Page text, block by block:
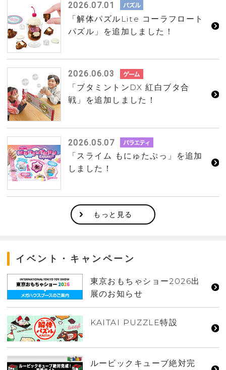
2026.07.01
「解体パズルLite コーラフロート
パズル」を追加しました！
2026.06.03
「ブタミントンDX 紅白ブタ合
戦」を追加しました！
2026.05.07
「スライム もにゅたぷっ」を追加
しました！
もっと見る
イベント・キャンペーン
東京おもちゃショー2026出
展のお知らせ
KAITAI PUZZLE特設
ルービックキューブ絶対完